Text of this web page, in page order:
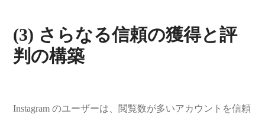
(3) さらなる信頼の獲得と評
判の構築
Instagram のユーザーは、閲覧数が多いアカウントを信頼